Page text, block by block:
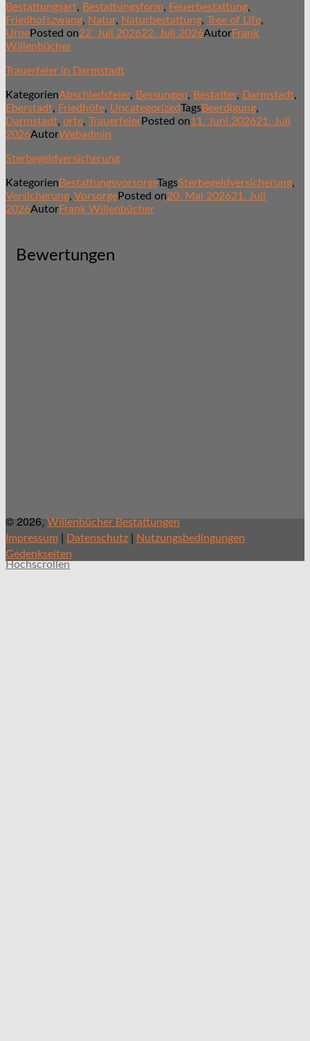
Bestattungsart, Bestattungsform, Feuerbestattung,
Friedhofszwang, Natur, Naturbestattung, Tree of Life,
UrnePosted on22. Juli 202622. Juli 2026AutorFrank
Willenbücher
Trauerfeier in Darmstadt
KategorienAbschiedsfeier, Bessungen, Bestatter, Darmstadt,
Eberstadt, Friedhöfe, UncategorizedTagsBeerdigung,
Darmstadt, orte, TrauerfeierPosted on11. Juni 202621. Juli
2026AutorWebadmin
Sterbegeldversicherung
KategorienBestattungsvorsorgeTagsSterbegeldversicherung,
Versicherung, VorsorgePosted on20. Mai 202621. Juli
2026AutorFrank Willenbücher
Bewertungen
© 2026, Willenbücher Bestattungen
Impressum | Datenschutz | Nutzungsbedingungen
Gedenkseiten
Hochscrollen